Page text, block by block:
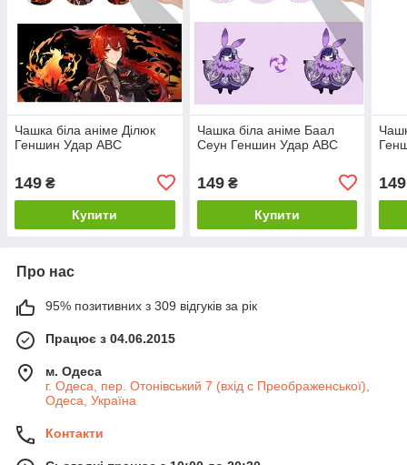
Чашка біла аніме Ділюк
Геншин Удар ABC
149 ₴
Купити
Чашка біла аніме Баал
Сеун Геншин Удар ABC
149₴
Купити
149
Про нас
95% позитивних з 309 відгуків за рік
Працює з 04.06.2015
м. Одеса
г. Одеса, пер. Отонівський 7 (вхід с Преображенської),
Одеса, Україна
Контакти